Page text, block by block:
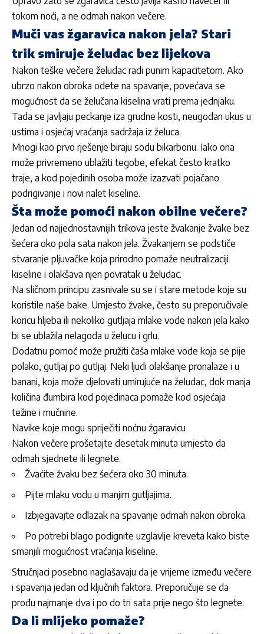
tokom noći, a ne odmah nakon večere.
Muči vas žgaravica nakon jela? Stari
trik smiruje želudac bez lijekova
Nakon teške večere želudac radi punim kapacitetom. Ako
ubrzo nakon obroka odete na spavanje, povećava se
mogućnost da se želučana kiselina vrati prema jednjaku.
Tada se javljaju peckanje iza grudne kosti, neugodan ukus u
ustima i osjećaj vraćanja sadržaja iz želuca.
Mnogi kao prvo rješenje biraju sodu bikarbonu. Iako ona
može privremeno ublažiti tegobe, efekat često kratko
traje, a kod pojedinih osoba može izazvati pojačano
podrigivanje i novi nalet kiseline.
Šta može pomoći nakon obilne večere?
Jedan od najjednostavnijih trikova jeste žvakanje žvake bez
šećera oko pola sata nakon jela. Žvakanjem se podstiče
stvaranje pljuvačke koja prirodno pomaže neutralizaciji
kiseline i olakšava njen povratak u želudac.
Na sličnom principu zasnivale su se i stare metode koje su
koristile naše bake. Umjesto žvake, često su preporučivale
koricu hljeba ili nekoliko gutljaja mlake vode nakon jela kako
bi se ublažila nelagoda u želucu i grlu.
Dodatnu pomoć može pružiti čaša mlake vode koja se pije
polako, gutljaj po gutljaj. Neki ljudi olakšanje pronalaze i u
banani, koja može djelovati umirujuće na želudac, dok manja
količina đumbira kod pojedinaca pomaže kod osjećaja
težine i mučnine.
Navike koje mogu spriječiti noćnu žgaravicu
Nakon večere prošetajte desetak minuta umjesto da
odmah sjednete ili legnete.
Žvaćite žvaku bez šećera oko 30 minuta.
Pijte mlaku vodu u manjim gutljajima.
Izbjegavajte odlazak na spavanje odmah nakon obroka.
Po potrebi blago podignite uzglavlje kreveta kako biste
smanjili mogućnost vraćanja kiseline.
Stručnjaci posebno naglašavaju da je vrijeme između večere
i spavanja jedan od ključnih faktora. Preporučuje se da
prođu najmanje dva i po do tri sata prije nego što legnete.
Da li mlijeko pomaže?